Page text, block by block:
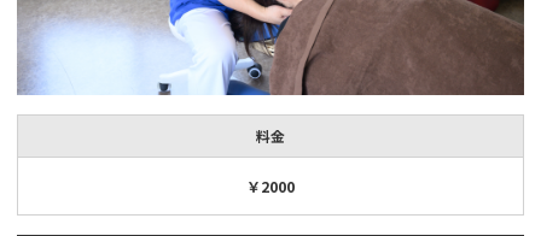
料金
￥2000